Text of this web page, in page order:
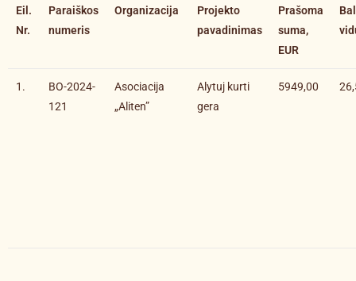
Eil.
Nr.
Paraiškos
numeris
Organizacija
Projekto
pavadinimas
Prašoma
suma,
EUR
1.
BO-2024-
121
Asociacija
„Aliten”
Alytuj kurti
gera
5949,00